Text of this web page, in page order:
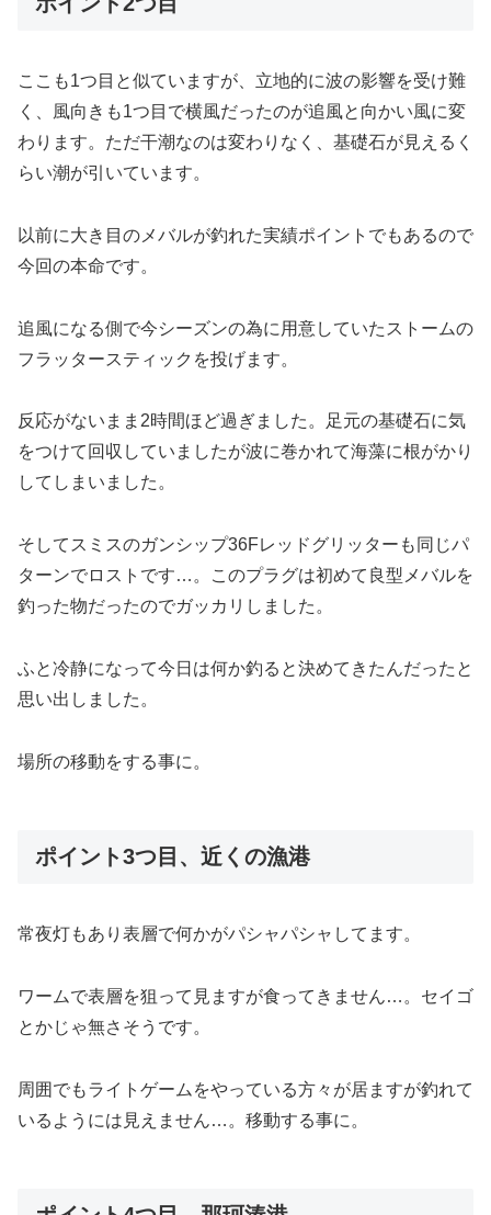
ここも1つ目と似ていますが、立地的に波の影響を受け難
く、風向きも1つ目で横風だったのが追風と向かい風に変
わります。ただ干潮なのは変わりなく、基礎石が見えるく
らい潮が引いています。
以前に大き目のメバルが釣れた実績ポイントでもあるので
今回の本命です。
追風になる側で今シーズンの為に用意していたストームの
フラッタースティックを投げます。
反応がないまま2時間ほど過ぎました。足元の基礎石に気
をつけて回収していましたが波に巻かれて海藻に根がかり
してしまいました。
そしてスミスのガンシップ36Fレッドグリッターも同じパ
ターンでロストです…。このプラグは初めて良型メバルを
釣った物だったのでガッカリしました。
ふと冷静になって今日は何か釣ると決めてきたんだったと
思い出しました。
場所の移動をする事に。
ポイント3つ目、近くの漁港
常夜灯もあり表層で何かがパシャパシャしてます。
ワームで表層を狙って見ますが食ってきません…。セイゴ
とかじゃ無さそうです。
周囲でもライトゲームをやっている方々が居ますが釣れて
いるようには見えません…。移動する事に。